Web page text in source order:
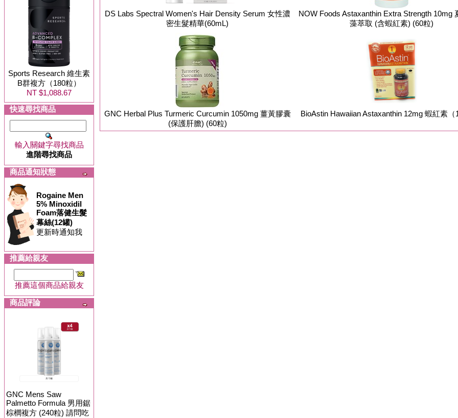
Sports Research 維生素
B群複方（180粒）
NT $1,088.67
快速尋找商品
輸入關鍵字尋找商品
進階尋找商品
商品通知狀態
Rogaine Men
5% Minoxidil
Foam落健生髮
幕絲(12罐)
更新時通知我
推薦給親友
推薦這個商品給親友
商品評論
GNC Mens Saw
Palmetto Formula 男用鋸
棕櫚複方 (240粒) 請問吃
DS Labs Spectral Women's Hair Density Serum 女性濃
密生髮精華(60mL)
NOW Foods Astaxanthin Extra Strength 10mg
藻萃取 (含蝦紅素) (60粒)
GNC Herbal Plus Turmeric Curcumin 1050mg 薑黃膠囊
(保護肝膽) (60粒)
BioAstin Hawaiian Astaxanthin 12mg 蝦紅素（